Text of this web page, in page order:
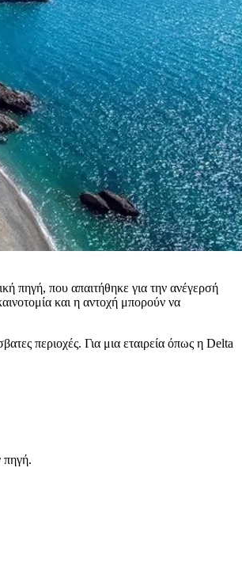
πηγή, που απαιτήθηκε για την ανέγερσή
και η αντοχή μπορούν να
περιοχές. Για μια εταιρεία όπως η Delta
πηγή.